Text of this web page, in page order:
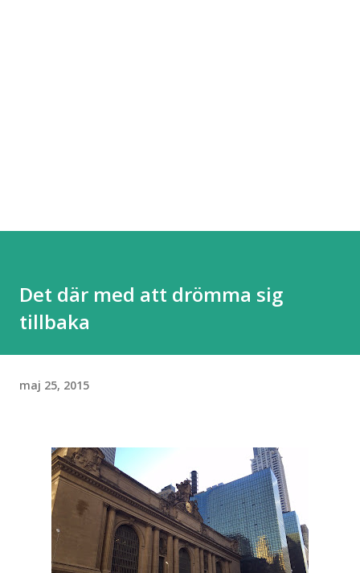
Det där med att drömma sig
tillbaka
maj 25, 2015